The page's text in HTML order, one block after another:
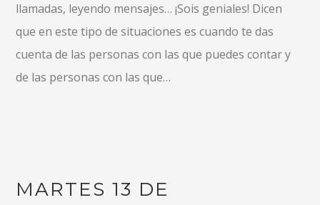
llamadas, leyendo mensajes… ¡Sois geniales! Dicen
que en este tipo de situaciones es cuando te das
cuenta de las personas con las que puedes contar y
de las personas con las que…
MARTES 13 DE